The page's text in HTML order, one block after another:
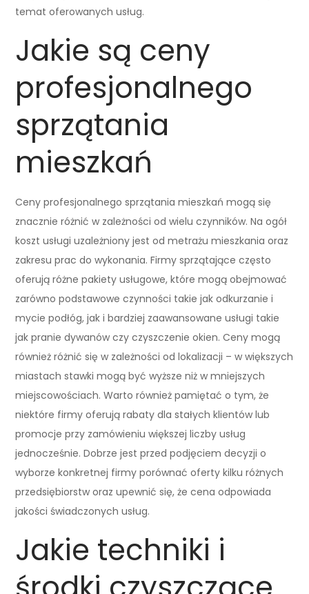
temat oferowanych usług.
Jakie są ceny
profesjonalnego
sprzątania
mieszkań
Ceny profesjonalnego sprzątania mieszkań mogą się
znacznie różnić w zależności od wielu czynników. Na ogół
koszt usługi uzależniony jest od metrażu mieszkania oraz
zakresu prac do wykonania. Firmy sprzątające często
oferują różne pakiety usługowe, które mogą obejmować
zarówno podstawowe czynności takie jak odkurzanie i
mycie podłóg, jak i bardziej zaawansowane usługi takie
jak pranie dywanów czy czyszczenie okien. Ceny mogą
również różnić się w zależności od lokalizacji – w większych
miastach stawki mogą być wyższe niż w mniejszych
miejscowościach. Warto również pamiętać o tym, że
niektóre firmy oferują rabaty dla stałych klientów lub
promocje przy zamówieniu większej liczby usług
jednocześnie. Dobrze jest przed podjęciem decyzji o
wyborze konkretnej firmy porównać oferty kilku różnych
przedsiębiorstw oraz upewnić się, że cena odpowiada
jakości świadczonych usług.
Jakie techniki i